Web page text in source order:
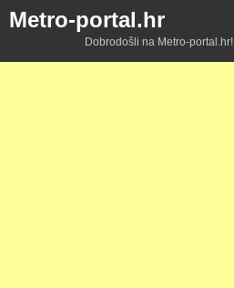
Metro-portal.hr
Dobrodošli na Metro-portal.hr!